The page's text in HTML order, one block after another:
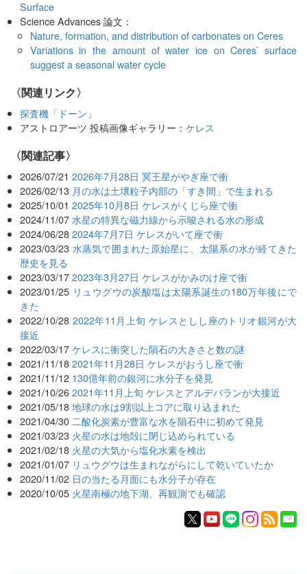
Surface
Science Advances 論文：
Nature, formation, and distribution of carbonates on Ceres
Variations in the amount of water ice on Ceres’ surface
suggest a seasonal water cycle
〈関連リンク〉
探査機「ドーン」
アストロアーツ 投稿画像ギャラリー：ケレス
関連記事
2026/07/21 2026年7月28日 冥王星がやぎ座で衝
2026/02/13 月の水は土壌粒子内部の「すき間」で生まれる
2025/10/01 2025年10月8日 ケレスがくじら座で衝
2024/11/07 水星の特異な磁力線から示唆される水の形成
2024/06/28 2024年7月7日 ケレスがいて座で衝
2023/03/23 水蒸気で囲まれた原始星に、太陽系の水が経てきた
歴史を見る
2023/03/17 2023年3月27日 ケレスがかみのけ座で衝
2023/01/25 リュウグウの炭酸塩は太陽系誕生の180万年後にで
きた
2022/10/28 2022年11月上旬 ケレスとしし座のトリオ銀河が大
接近
2022/03/17 ケレスに衝突した隕石の大きさと数の謎
2021/11/18 2021年11月28日 ケレスがおうし座で衝
2021/11/12 130億年前の銀河に水分子を発見
2021/10/26 2021年11月上旬 ケレスとアルデバランが大接近
2021/05/18 地球の水は9割以上コアに取り込まれた
2021/04/30 二酸化炭素が豊富な水を隕石中に初めて発見
2021/03/23 火星の水は地殻に閉じ込められている
2021/02/18 火星の大気から塩化水素を検出
2021/01/07 リュウグウは生まれながらにして乾いていたか
2020/11/02 日の当たる月面にも水分子が存在
2020/10/05 火星南極の地下湖、再観測でも確認